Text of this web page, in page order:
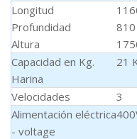
Longitud
Profundidad
Altura
Capacidad en Kg.
Harina
21
Velocidades
3
Alimentación eléctrica
- voltage